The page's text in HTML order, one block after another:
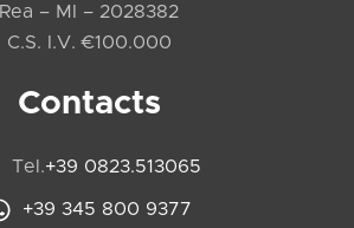
Rea – MI – 2028382
C.S. I.V. €100.000
Contacts
Tel.+39 0823.513065
+39 345 800 9377